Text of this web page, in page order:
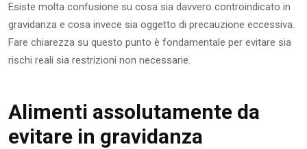
Esiste molta confusione su cosa sia davvero controindicato in
gravidanza e cosa invece sia oggetto di precauzione eccessiva.
Fare chiarezza su questo punto è fondamentale per evitare sia
rischi reali sia restrizioni non necessarie.
Alimenti assolutamente da
evitare in gravidanza